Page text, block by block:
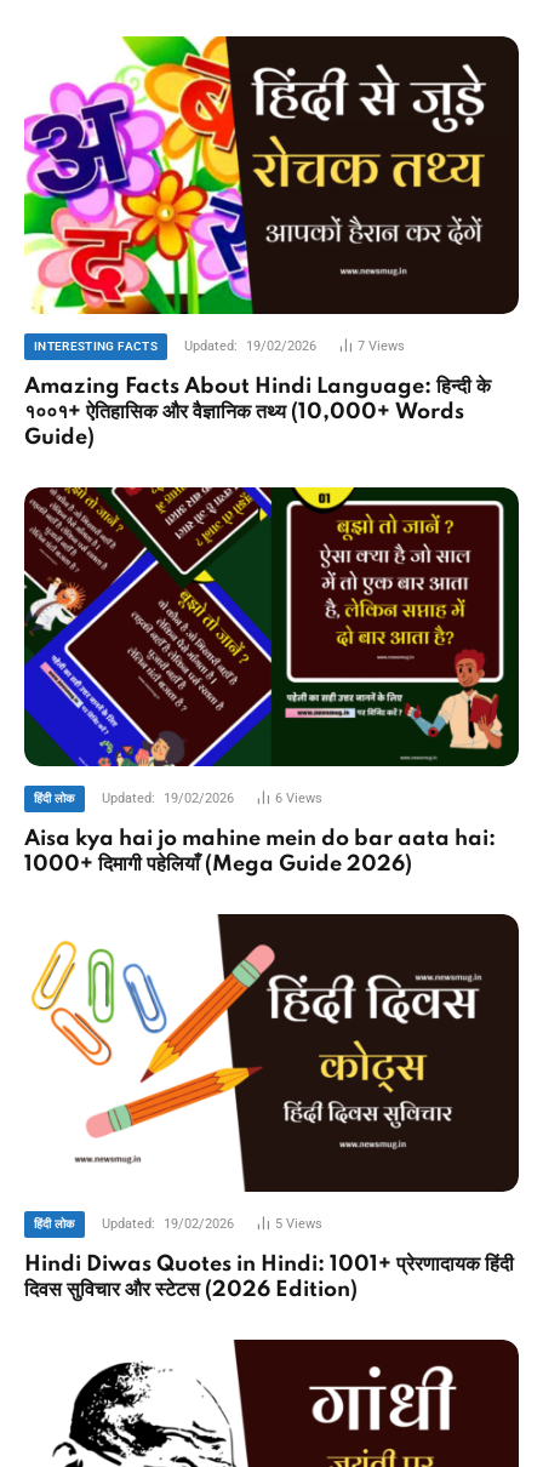
INTERESTING FACTS Updated: 19/02/2026 7 Views
Amazing Facts About Hindi Language: हिन्दी के
१००१+ ऐतिहासिक और वैज्ञानिक तथ्य (10,000+ Words
Guide)
हिंदी लोक Updated: 19/02/2026 6 Views
Aisa kya hai jo mahine mein do bar aata hai:
1000+ दिमागी पहेलियाँ (Mega Guide 2026)
हिंदी लोक Updated: 19/02/2026 5 Views
Hindi Diwas Quotes in Hindi: 1001+ प्रेरणादायक हिंदी
दिवस सुविचार और स्टेटस (2026 Edition)